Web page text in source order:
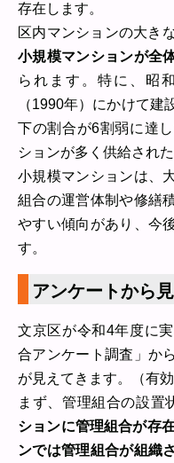
存在します。
区内マンションの大き
小規模マンションが全
られます。特に、昭
（1990年）にかけて建
下の割合が6割弱に達
ションが多く供給され
小規模マンションは、
組合の運営体制や修繕
やすい傾向があり、今
す。
アンケートから
文京区が令和4年度に
合アンケート調査」か
が見えてきます。（有
まず、管理組合の設置
ションに管理組合が存
ンでは管理組合が組織